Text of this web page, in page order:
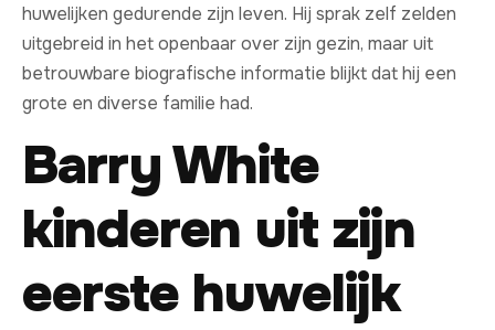
huwelijken gedurende zijn leven. Hij sprak zelf zelden
uitgebreid in het openbaar over zijn gezin, maar uit
betrouwbare biografische informatie blijkt dat hij een
grote en diverse familie had.
Barry White
kinderen uit zijn
eerste huwelijk